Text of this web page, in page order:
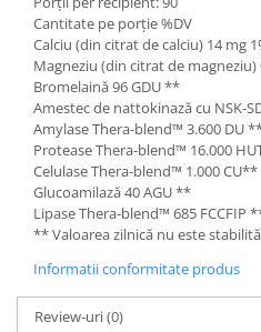
Cantitate pe porție %DV
Calciu (din citrat de calciu) 14 mg
Magneziu (din citrat de magneziu)
Bromelaină 96 GDU **
Amestec de nattokinază cu NSK-
Amylase Thera-blend™ 3.600 DU
Protease Thera-blend™ 16.000
Celulase Thera-blend™ 1.000 CU**
Glucoamilază 40 AGU **
Lipase Thera-blend™ 685 FCCFIP
** Valoarea zilnică nu este stabilită
Informatii conformitate produs
Review-uri(0)